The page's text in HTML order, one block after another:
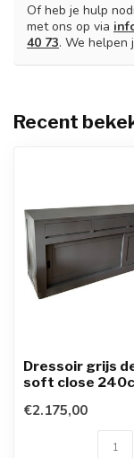
Of heb je hulp
met ons op via
40 73. We helpen
Recent
Dressoir grijs
soft close
€2.175,00